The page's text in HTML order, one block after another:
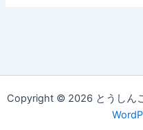
Copyright © 2026 とうしん